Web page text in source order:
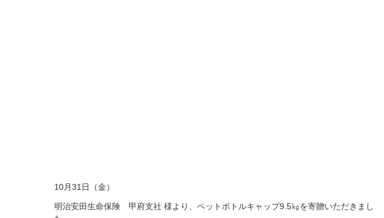
10月31日（金）
明治安田生命保険 甲府支社 様より、ペットボトルキャップ9.5㎏を寄贈いただきまし